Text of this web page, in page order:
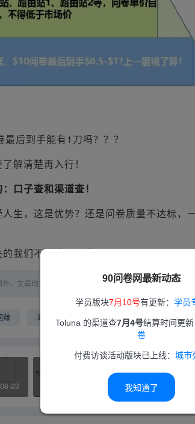
90问卷网最新动态
学员版块7月10号有更新： 学员
Toluna 的渠道查7月4号结算时间更新
卷
付费访谈活动版块已上线： 城市
我知道了
后到手能有1刀吗？？？
解清楚再入行！
口子查和渠道查！
生，这是优势？还是问卷质量不达标，
我们不讨论。（完）
，文章均为原创，未经授权，禁止转载！
赚 海外问卷调查 国外问卷调查项目
23
2024年4-6月90问卷网答